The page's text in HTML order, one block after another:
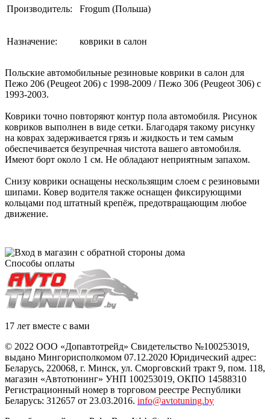
Производитель: Frogum (Польша)
Назначение: коврики в салон
Польские автомобильные резиновые коврики в салон для
Пежо 206 (Peugeot 206) с 1998-2009 / Пежо 306 (Peugeot 306) с
1993-2003.
Коврики точно повторяют контур пола автомобиля. Рисунок
ковриков выполнен в виде сетки. Благодаря такому рисунку
на коврах задерживается грязь и жидкость и тем самым
обеспечивается безупречная чистота вашего автомобиля.
Имеют борт около 1 см. Не обладают неприятным запахом.
Снизу коврики оснащены нескользящим слоем с резиновыми
шипами. Ковер водителя также оснащен фиксирующими
кольцами под штатный крепёж, предотвращающим любое
движение.
Способы оплаты
17 лет вместе с вами
© 2022 ООО «Допавтотрейд» Свидетельство №100253019,
выдано Мингорисполкомом 07.12.2020 Юридический адрес:
Беларусь, 220068, г. Минск, ул. Сморговский тракт 9, пом. 118,
магазин «Автотюнинг» УНП 100253019, ОКПО 14588310
Регистрационный номер в торговом реестре Республики
Беларусь: 312657 от 23.03.2016. info@avtotuning.by